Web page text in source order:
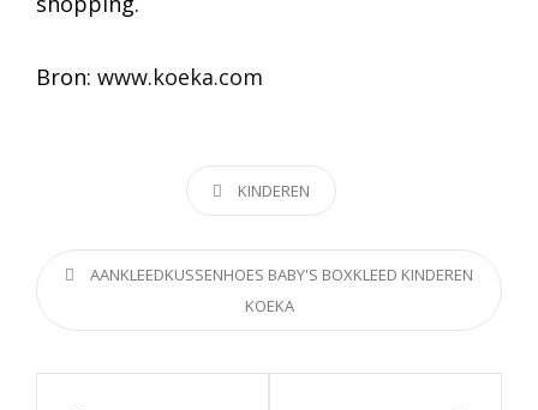
Bron: www.koeka.com
CATEGORIES
KINDEREN
TAGS,AANKLEEDKUSSENHOES BABY'S BOXKLEED KINDEREN
KOEKA